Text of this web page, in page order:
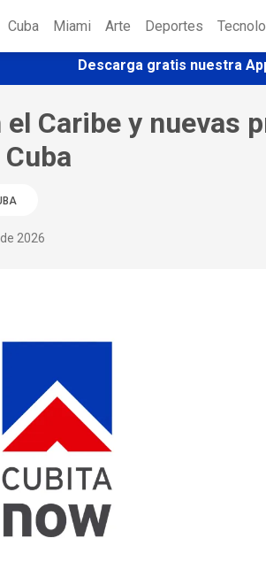
Cuba Miami Arte Deportes
Descarga gratis nuestra
Caribe y nuevas
2026